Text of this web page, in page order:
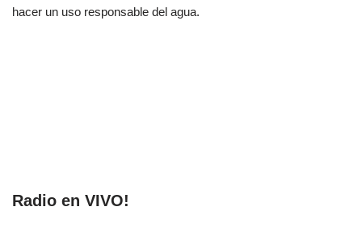
hacer un uso responsable del agua.
Radio en VIVO!